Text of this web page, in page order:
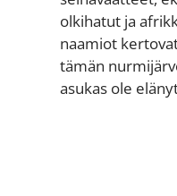
olkihatut ja
naamiot
tämän
asukas ole